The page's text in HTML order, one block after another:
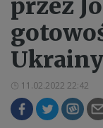
przez
Ukrainy
11.02.2022 22:42